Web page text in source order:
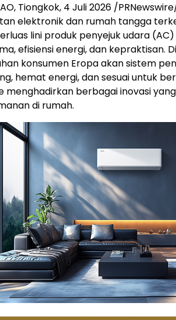
Tiongkok, 4 Juli 2026 /
elektronik dan rumah tangga
lini produk penyejuk udara
efisiensi energi, dan kepraktisan.
konsumen Eropa akan sistem
hemat energi, dan sesuai untuk
menghadirkan berbagai inovasi
di rumah.